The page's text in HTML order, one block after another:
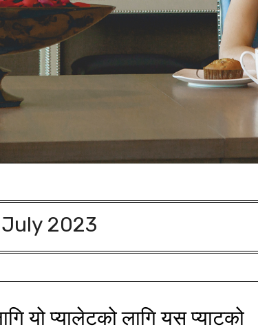
July 2023
यो प्यालेटको लागि यस प्याटको